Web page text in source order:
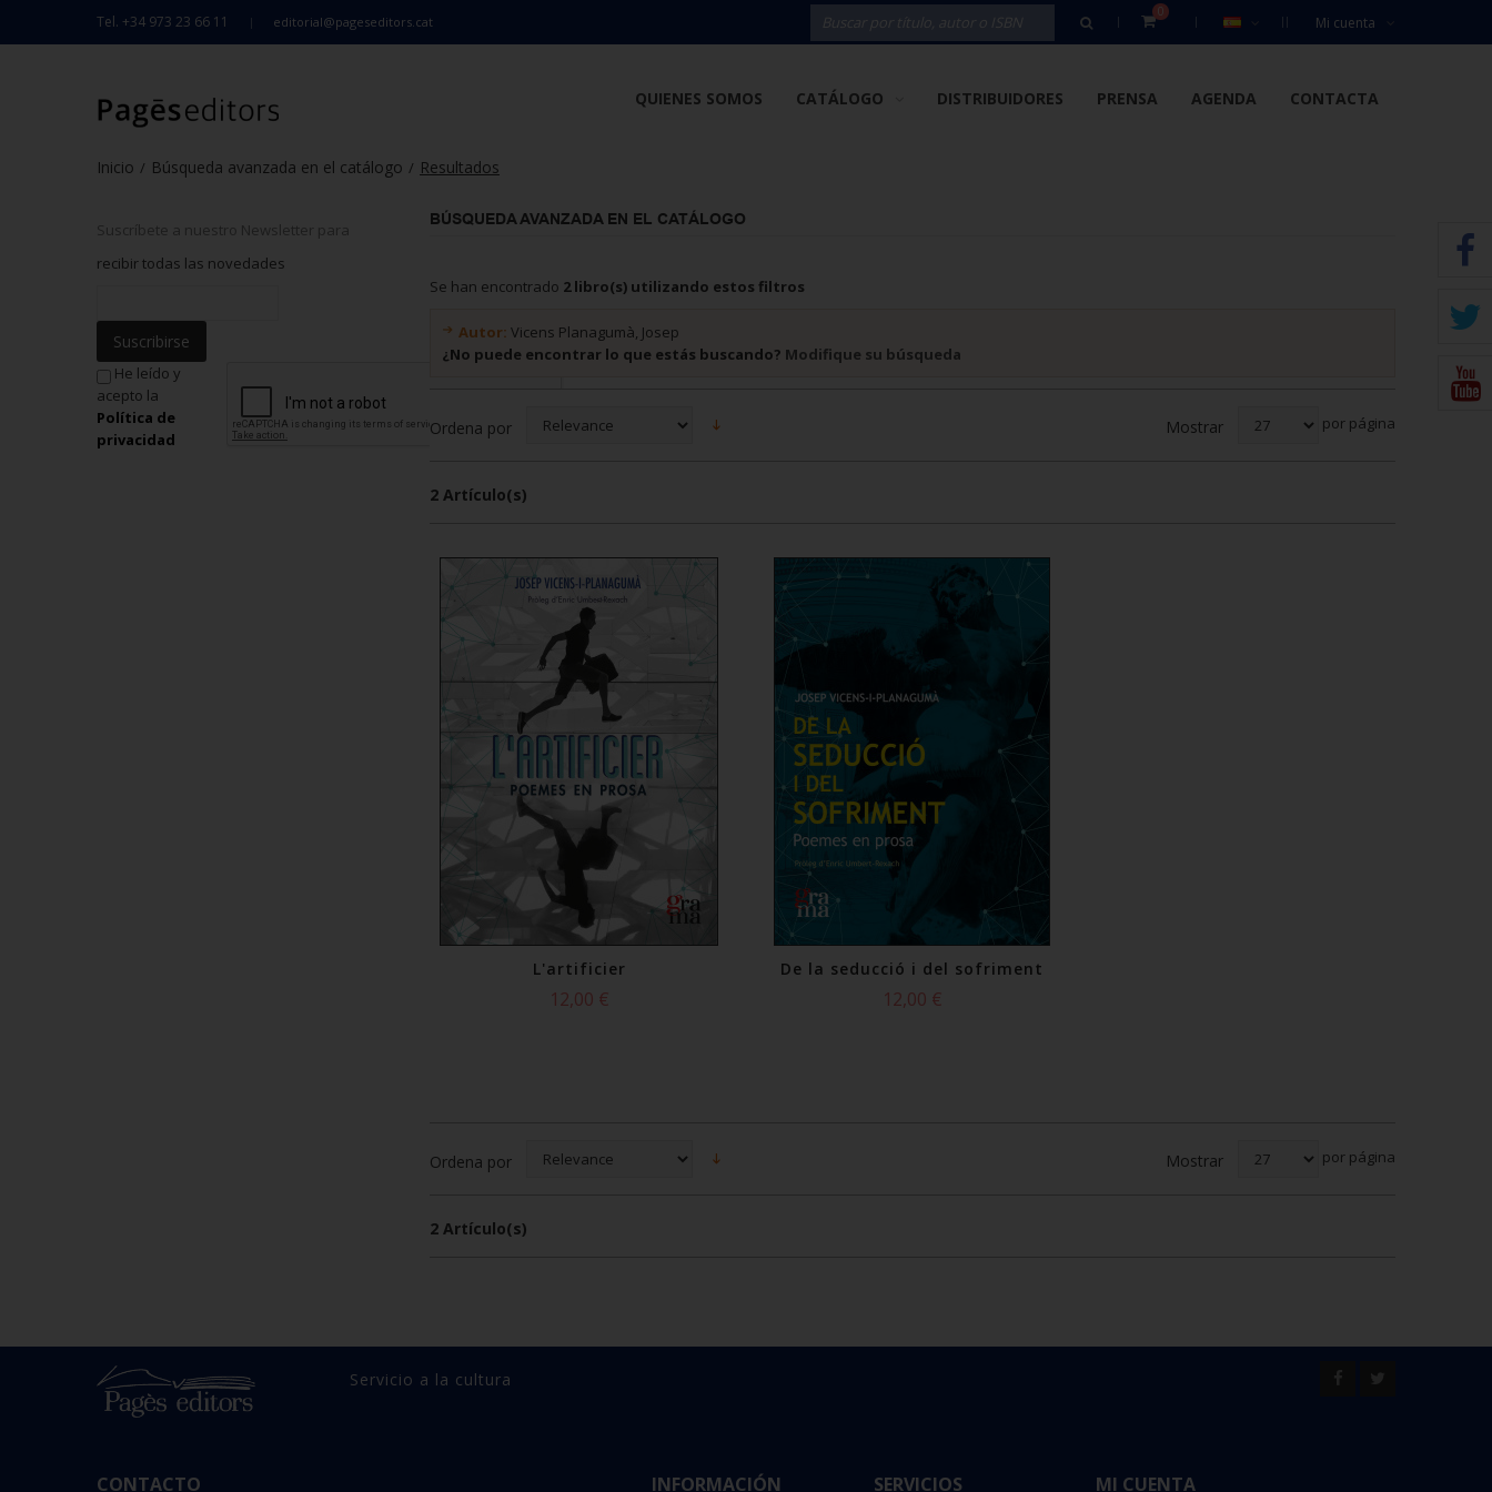
Tel. +34 973 23 66 11 editorial@pageseditors.cat Mi cuenta
0
QUIENES SOMOS CATÁLOGO DISTRIBUIDORES PRENSA AGENDA CONTACTA
Inicio / Búsqueda avanzada en el catálogo / Resultados
Suscríbete a nuestro Newsletter para
recibir todas las novedades
Suscribirse
He leído y
acepto la
Política de
privacidad
BÚSQUEDA AVANZADA EN EL CATÁLOGO
Se han encontrado 2 libro(s) utilizando estos filtros
Autor: Vicens Planagumà, Josep
¿No puede encontrar lo que estás buscando? Modifique su búsqueda
Ordena por Mostrar por página
2 Artículo(s)
L'artificier
12,00 €
De la seducció i del sofriment
12,00 €
Ordena por Mostrar por página
2 Artículo(s)
Servicio a la cultura
CONTACTO INFORMACIÓN SERVICIOS MI CUENTA